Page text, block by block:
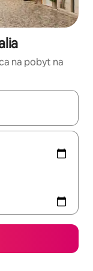
na pobyt na
się po nich za